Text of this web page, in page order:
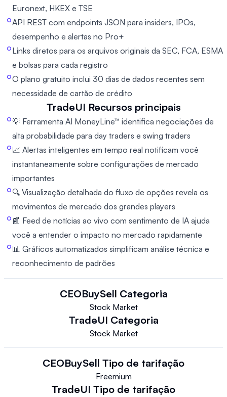
Euronext, HKEX e TSE
API REST com endpoints JSON para insiders, IPOs,
desempenho e alertas no Pro+
Links diretos para os arquivos originais da SEC, FCA, ESMA
e bolsas para cada registro
O plano gratuito inclui 30 dias de dados recentes sem
necessidade de cartão de crédito
TradeUI Recursos principais
💡 Ferramenta AI MoneyLine™ identifica negociações de
alta probabilidade para day traders e swing traders
📈 Alertas inteligentes em tempo real notificam você
instantaneamente sobre configurações de mercado
importantes
🔍 Visualização detalhada do fluxo de opções revela os
movimentos de mercado dos grandes players
📰 Feed de notícias ao vivo com sentimento de IA ajuda
você a entender o impacto no mercado rapidamente
📊 Gráficos automatizados simplificam análise técnica e
reconhecimento de padrões
CEOBuySell Categoria
Stock Market
TradeUI Categoria
Stock Market
CEOBuySell Tipo de tarifação
Freemium
TradeUI Tipo de tarifação